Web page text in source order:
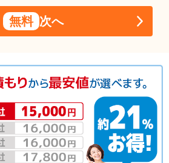
無料 次へ